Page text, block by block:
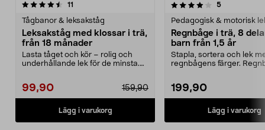
11
Tågbanor & leksakståg
Leksakståg med klossar i trä,
från 18 månader
Lasta tåget och kör – rolig och
underhållande lek för de minsta.
159,90
99,90
Lägg i varukorg
4.0av 5 stjärnor 5recensioner
Pedagogisk & motorisk
Regnbåge i trä, 8
barn från 1,5 år
Stapla, sortera och lek
regnbågens färger.
199,90
Lägg i varukorg
4.5av 5 stjärnor